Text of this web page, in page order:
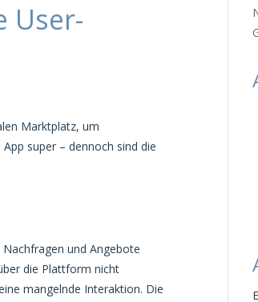
User-
Marktplatz, um
super – dennoch sind die
und Angebote
die Plattform nicht
mangelnde Interaktion. Die